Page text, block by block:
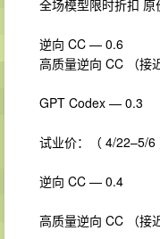
全场模型限时折扣
逆向 CC — 0.6
高质量逆向 CC （
GPT Codex — 0.3
试业价：（ 4/22–5/
逆向 CC — 0.4
高质量逆向 CC （